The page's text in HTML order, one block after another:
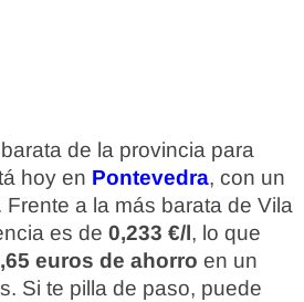
de la provincia para
hoy en Pontevedra, con un
Frente a la más barata de Vila
es de 0,233 €/l, lo que
euros de ahorro en un
Si te pilla de paso, puede